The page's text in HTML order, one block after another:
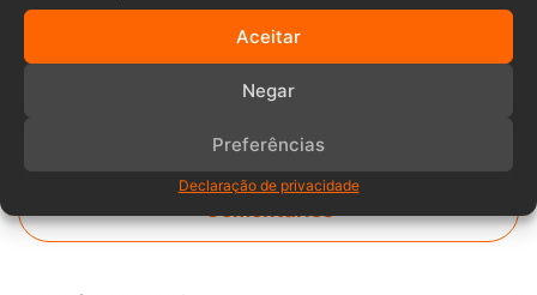
Aceitar
Negar
Preferências
Declaração de privacidade
Comentários